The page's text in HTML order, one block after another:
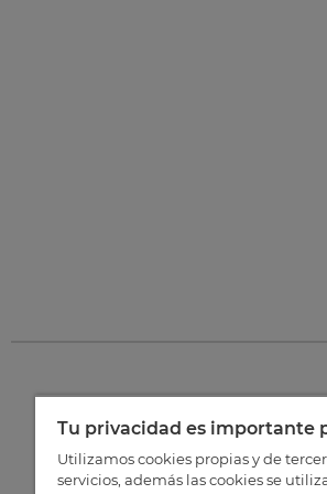
Tu privacidad es importante
Utilizamos cookies propias y de
servicios, además las cookies se